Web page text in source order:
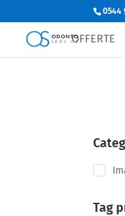
0544
OFFERTE
Tag